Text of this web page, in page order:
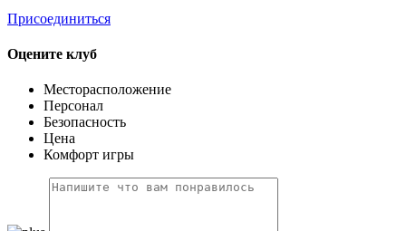
Присоединиться
Оцените клуб
Месторасположение
Персонал
Безопасность
Цена
Комфорт игры